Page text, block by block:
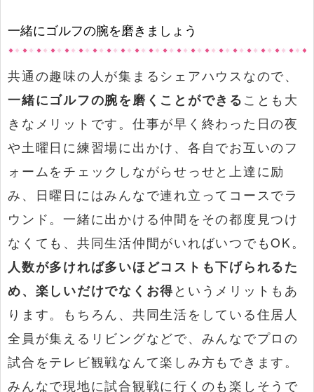
一緒にゴルフの腕を磨きましょう
共通の趣味の人が集まるシェアハウスなので、
一緒にゴルフの腕を磨くことができる ことも大
きなメリットです。仕事が早く終わった日の夜
や土曜日に練習場に出かけ、各自でお互いのフ
ォームをチェックしながらせっせと上達に励
み、日曜日にはみんなで連れ立ってコースでラ
ウンド。一緒に出かける仲間をその都度見つけ
なくても、共同生活仲間がいればいつでもOK。
人数が多ければ多いほどコストも下げられるた
め、楽しいだけでなくお得というメリットもあ
ります。もちろん、共同生活をしている住居人
全員が集えるリビングなどで、みんなでプロの
試合をテレビ観戦なんて楽しみ方もできます。
みんなで現地に試合観戦に行くのも楽しそうで